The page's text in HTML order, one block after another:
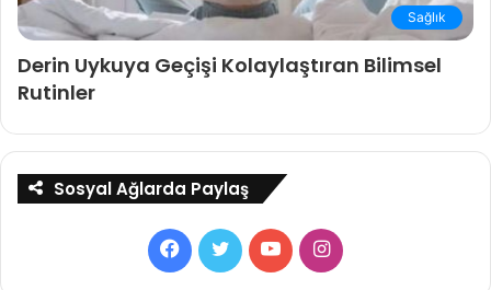
Sağlık
Derin Uykuya Geçişi Kolaylaştıran Bilimsel
Rutinler
Sosyal Ağlarda Paylaş
Facebook
TwitterYouTubeInstagram